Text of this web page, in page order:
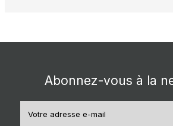
Abonnez-vous à la